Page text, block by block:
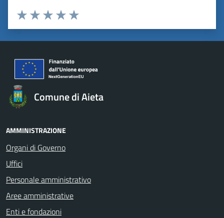
Valuta 5 stelle su 5
Valuta 4 stelle su 5
Valuta 3 stelle su 5
Valuta 2 stelle su 5
Valuta 1 stelle su 5
Comune di Aieta
AMMINISTRAZIONE
Organi di Governo
Uffici
Personale amministrativo
Aree amministrative
Enti e fondazioni